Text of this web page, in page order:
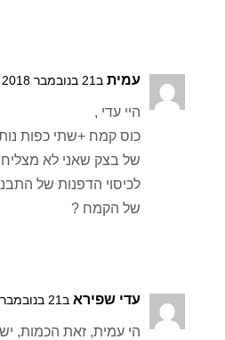
עמית ב21 בנובמבר 2018 ב17:27
היי עדי ,
כוס קמח +שתי כפות
של בצק שאני לא
לכיסוי הדפנות של
של הקמח ?
עדי שפירא ב21 בנובמבר 2018 ב17:40
הי עמית, זאת הכמות,